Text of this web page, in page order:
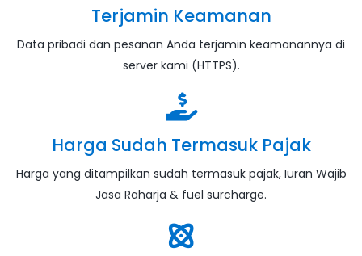
Terjamin Keamanan
Data pribadi dan pesanan Anda terjamin keamanannya di
server kami (HTTPS).
Harga Sudah Termasuk Pajak
Harga yang ditampilkan sudah termasuk pajak, Iuran Wajib
Jasa Raharja & fuel surcharge.